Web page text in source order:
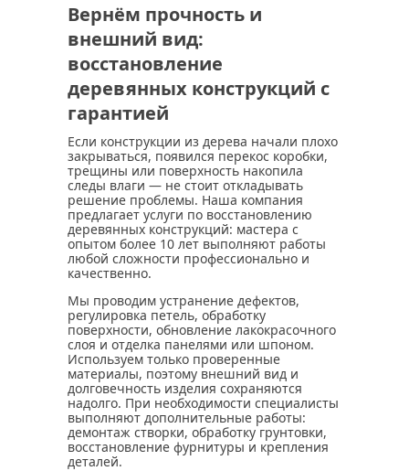
Вернём прочность и
внешний вид:
восстановление
деревянных конструкций с
гарантией
Если конструкции из дерева начали плохо
закрываться, появился перекос коробки,
трещины или поверхность накопила
следы влаги — не стоит откладывать
решение проблемы. Наша компания
предлагает услуги по восстановлению
деревянных конструкций: мастера с
опытом более 10 лет выполняют работы
любой сложности профессионально и
качественно.
Мы проводим устранение дефектов,
регулировка петель, обработку
поверхности, обновление лакокрасочного
слоя и отделка панелями или шпоном.
Используем только проверенные
материалы, поэтому внешний вид и
долговечность изделия сохраняются
надолго. При необходимости специалисты
выполняют дополнительные работы:
демонтаж створки, обработку грунтовки,
восстановление фурнитуры и крепления
деталей.